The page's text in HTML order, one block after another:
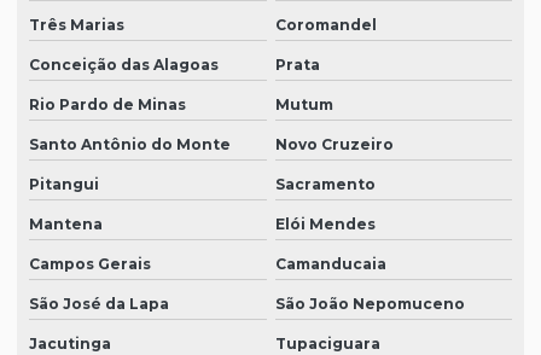
Três Marias Coromandel
Conceição das Alagoas Prata
Rio Pardo de Minas Mutum
Santo Antônio do Monte Novo Cruzeiro
Pitangui Sacramento
Mantena Elói Mendes
Campos Gerais Camanducaia
São José da Lapa São João Nepomuceno
Jacutinga Tupaciguara